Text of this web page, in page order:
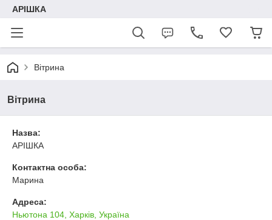
АРІШКА
Вітрина
Вітрина
Назва:
АРІШКА
Контактна особа:
Марина
Адреса:
Ньютона 104, Харків, Україна